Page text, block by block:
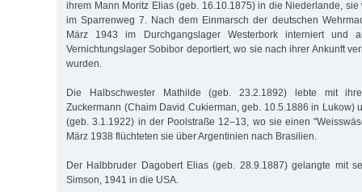
ihrem Mann Moritz Elias (geb. 16.10.1875) in die Niederlande, sie
im Sparrenweg 7. Nach dem Einmarsch der deutschen
März 1943 im Durchgangslager Westerbork interniert
Vernichtungslager Sobibor deportiert, wo sie nach ihrer Ankunft
wurden.
Die Halbschwester Mathilde (geb. 23.2.1892) lebte mit
Zuckermann (Chaim David Cukierman, geb. 10.5.1886 in Lukow)
(geb. 3.1.1922) in der Poolstraße 12–13, wo sie einen
März 1938 flüchteten sie über Argentinien nach Brasilien.
Der Halbbruder Dagobert Elias (geb. 28.9.1887) gelangte mit
Simson, 1941 in die USA.